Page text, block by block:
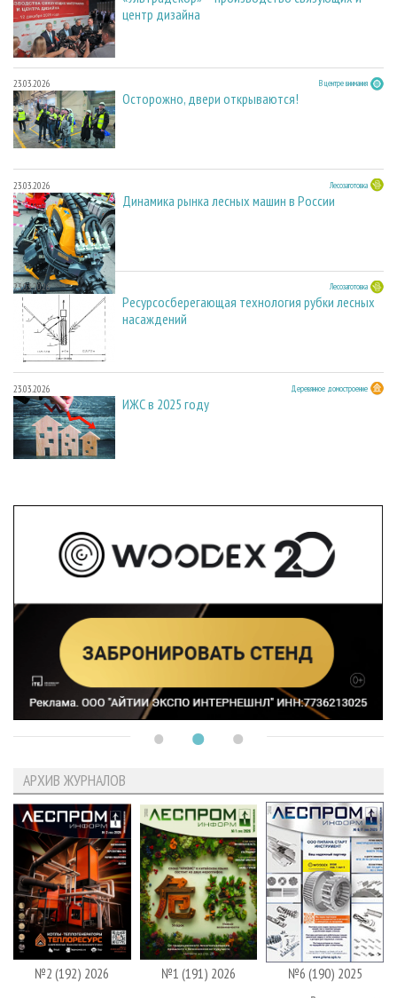
центр дизайна
23.03.2026 В центре внимания
Осторожно, двери открываются!
23.03.2026 Лесозаготовка
Динамика рынка лесных машин в России
23.03.2026 Лесозаготовка
Ресурсосберегающая технология рубки лесных
насаждений
23.03.2026 Деревянное домостроение
ИЖС в 2025 году
АРХИВ ЖУРНАЛОВ
№2 (192) 2026 №1 (191) 2026 №6 (190) 2025